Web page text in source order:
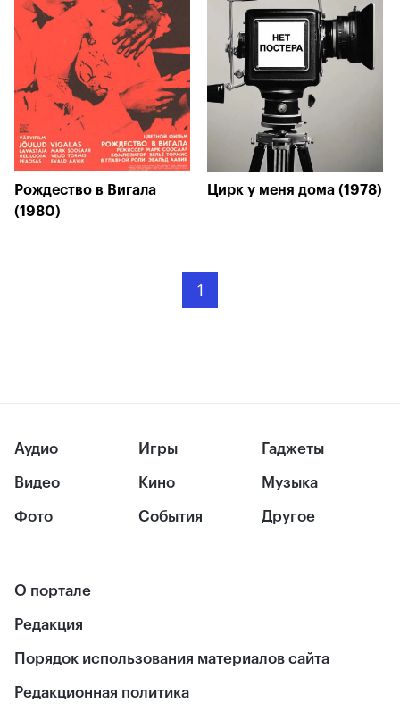
Рождество в Вигала
(1980)
Цирк у меня дома (1978)
1
Аудио
Видео
Фото
Игры
Кино
События
Гаджеты
Музыка
Другое
О портале
Редакция
Порядок использования материалов сайта
Редакционная политика